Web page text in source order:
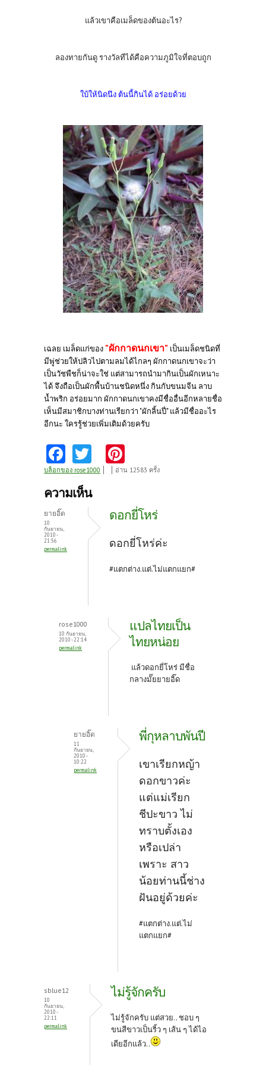
แล้วเขาคือเมล็ดของต้นอะไร?
ลองทายกันดู รางวัลทีได้คือความภูมิใจที่ตอบถูก
ใบ้ให้นิดนึง ต้นนี้กินได้ อร่อยด้วย
เฉลย เมล็ดแก่ของ "ผักกาดนกเขา" เป็นเมล็ดชนิดที่
มีพู่ช่วยให้ปลิวไปตามลมได้ไกลๆ ผักกาดนกเขาจะว่า
เป็นวัชพืชก็น่าจะใช่ แต่สามารถนำมากินเป็นผักเหนาะ
ได้ จึงถือเป็นผักพื้นบ้านชนิดหนึ่ง กินกับขนมจีน ลาบ
น้ำพริก อร่อยมาก ผักกาดนกเขาคงมีชื่ออื่นอีกหลายชื่อ
เห็นมีสมาชิกบางท่านเรียกว่า "ผักลิ้นปี่" แล้วมีชื่ออะไร
อีกนะ ใครรู้ช่วยเพิ่มเติมด้วยครับ
Fa
ce
b
k
w
itt
nt
es
t
บล็อกของ rose1000 อ่าน 12583 ครั้ง
ความเห็น
ยายอิ๊ด
10
กันยายน,
2010 -
21:56
permalink
ดอกยี่โหร่
ดอกยี่โหร่ค่ะ
#แตกต่าง.แต่.ไม่แตกแยก#
rose1000
10 กันยายน,
2010 - 22:14
permalink
แปลไทยเป็น
ไทยหน่อย
แล้วดอกยี่โหร่ มีชื่อ
กลางมั๊ยยายอิ๊ด
ยายอิ๊ด
11
กันยายน,
2010 -
10:22
permalink
พี่กุหลาบพันปี
เขาเรียกหญ้า
ดอกขาวค่ะ
แต่แม่เรียก
ชีปะขาว ไม่
ทราบตั้งเอง
หรือเปล่า
เพราะ สาว
น้อยท่านนี้ช่าง
ฝันอยู่ด้วยค่ะ
#แตกต่าง.แต่.ไม่
แตกแยก#
sblue12
10
กันยายน,
2010 -
22:11
permalink
ไม่รู้จักครับ
ไม่รู้จักครับ แต่สวย.. ชอบ ๆ
ขนสีขาวเป็นริ้ว ๆ เส้น ๆ ได้ไอ
เดียอีกแล้ว..